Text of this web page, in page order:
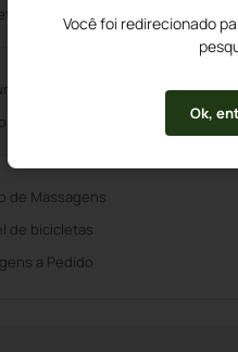
Você foi redirecionado
Ok,
sem fio
de Cocktails
de Massagens
de bicicletas
a Pedido